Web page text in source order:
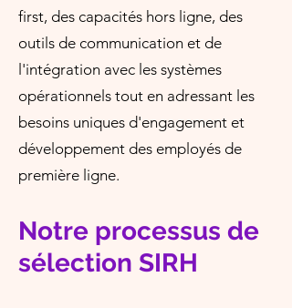
first, des capacités hors ligne, des
outils de communication et de
l'intégration avec les systèmes
opérationnels tout en adressant les
besoins uniques d'engagement et
développement des employés de
première ligne.
Notre processus de
sélection SIRH